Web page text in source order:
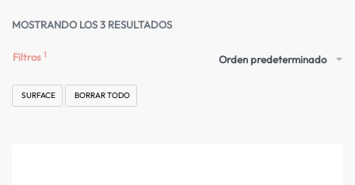
MOSTRANDO LOS 3 RESULTADOS
Orden predeterminado
Filtros
SURFACE BORRAR TODO